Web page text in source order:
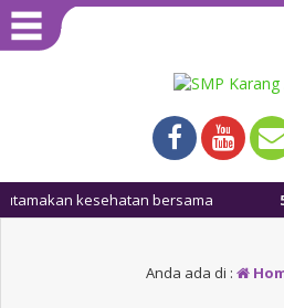
5 tahun yang lalu /
Anda ada di :